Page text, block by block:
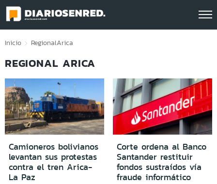
Click acá para ir directamente al contenido
Inicio RegionalArica
REGIONAL ARICA
Camioneros bolivianos
levantan sus protestas
contra el tren Arica-
La Paz
Corte ordena al Banco
Santander restituir
fondos sustraídos vía
fraude informático